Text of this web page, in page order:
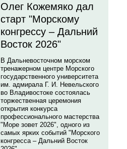
Олег Кожемяко дал
старт "Морскому
конгрессу – Дальний
Восток 2026"
В Дальневосточном морском
тренажерном центре Морского
государственного университета
им. адмирала Г. И. Невельского
во Владивостоке состоялась
торжественная церемония
открытия конкурса
профессионального мастерства
"Море зовет 2026", одного из
самых ярких событий "Морского
конгресса – Дальний Восток